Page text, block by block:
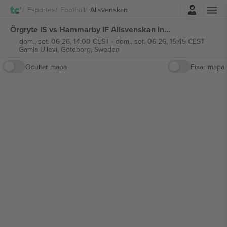
Esportes Football Allsvenskan
Örgryte IS vs Hammarby IF Allsvenskan ingressos
dom., set. 06 26, 14:00 CEST- dom., set. 06 26, 15:45 CEST
Gamla Ullevi, Göteborg, Sweden
Ocultar mapa
Fixar mapa